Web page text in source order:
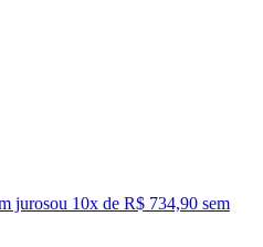
jurosou 10x de R$ 734,90 sem